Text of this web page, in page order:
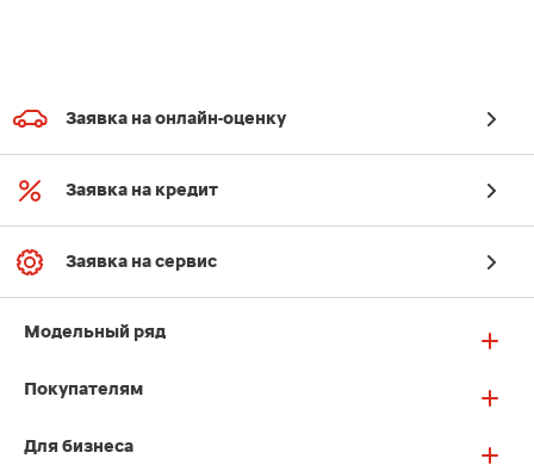
Заявка на онлайн-оценку
Заявка на кредит
Заявка на сервис
Модельный ряд
Покупателям
Для бизнеса